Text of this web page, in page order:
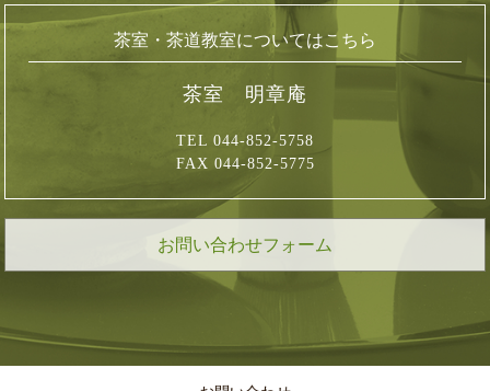
茶室・茶道教室についてはこちら
茶室 明章庵
TEL 044-852-5758
FAX 044-852-5775
お問い合わせフォーム